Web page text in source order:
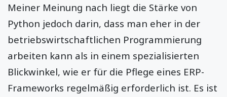
Meiner Meinung nach liegt die Stärke von
Python jedoch darin, dass man eher in der
betriebswirtschaftlichen Programmierung
arbeiten kann als in einem spezialisierten
Blickwinkel, wie er für die Pflege eines ERP-
Frameworks regelmäßig erforderlich ist. Es ist